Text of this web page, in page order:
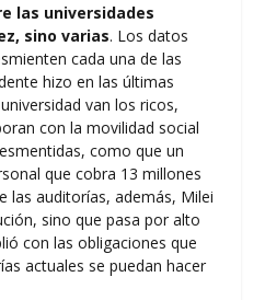
las universidades
sino varias. Los datos
cada una de las
hizo en las últimas
van los ricos,
con la movilidad social
como que un
que cobra 13 millones
las auditorías, además, Milei
sino que pasa por alto
con las obligaciones que
actuales se puedan hacer